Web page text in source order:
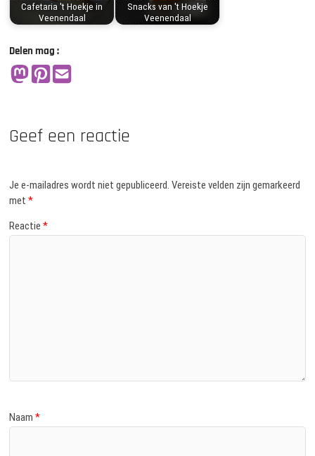
Cafetaria 't Hoekje in
Veenendaal
Snacks van 't Hoekje
Veenendaal
Delen mag :
Geef een reactie
Je e-mailadres wordt niet gepubliceerd. Vereiste velden zijn gemarkeerd
met*
Reactie*
Naam*